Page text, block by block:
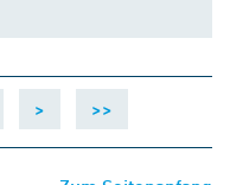
> >>